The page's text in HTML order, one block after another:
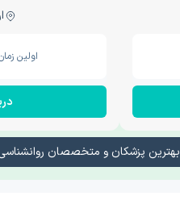
اولین
بهترین پزشکان و متخصصان